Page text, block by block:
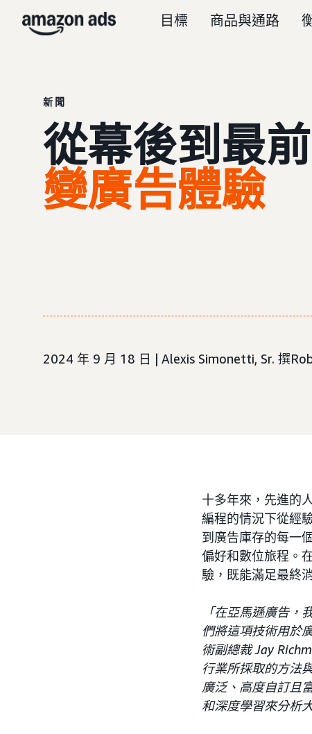
目標 商品與通路
新聞
從幕後到最前
變廣告體驗
2024 年 9 月 18 日 | Alexis Simonetti, Sr. 撰
十多年來，先進的
編程的情況下從經
到廣告庫存的每一
偏好和數位旅程。
驗，既能滿足最終
「在亞馬遜廣告
們將這項技術用於
術副總裁 Jay
行業所採取的方法
廣泛、高度自訂且
和深度學習來分析